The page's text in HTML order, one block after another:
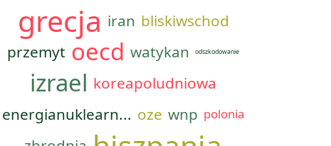
grecja iran bliskiwschod
przemyt oecd watykan odszkodowanie
izrael koreapoludniowa
energianuklearn... oze wnp polonia